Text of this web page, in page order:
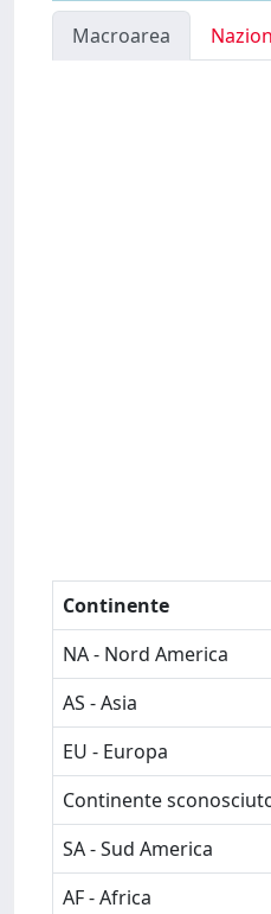
Macroarea
Continente
NA - Nord America
AS - Asia
EU - Europa
Continente
SA - Sud America
AF - Africa